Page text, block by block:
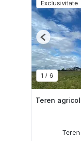
Exclusivitate
1 / 6
Previous
Teren